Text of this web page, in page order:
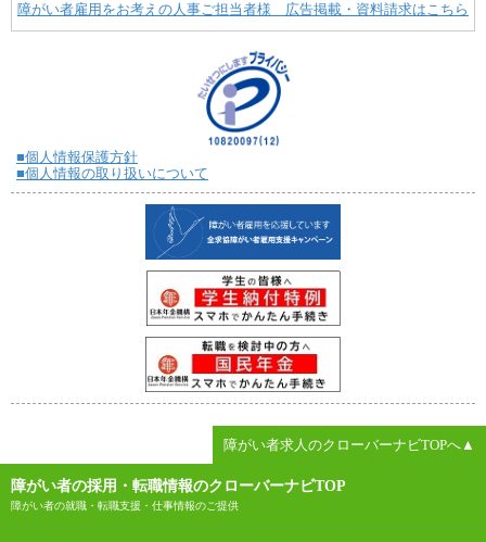
障がい者雇用をお考えの人事ご担当者様 広告掲載・資料請求はこちら
■個人情報保護方針
■個人情報の取り扱いについて
障がい者求人のクローバーナビTOPへ▲
障がい者の採用・転職情報のクローバーナビTOP
障がい者の就職・転職支援・仕事情報のご提供